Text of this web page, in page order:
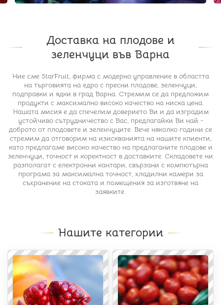
Доставка на плодове и
зеленчуци във Варна
Ние сме StarFruit, фирма с модерно управление в областта
на търговията на едро с пресни плодове, зеленчуци,
подправки и ядки в град Варна. Стремим се да предложим
продукти с максимално високо качество на ниска цена.
Нашата мисия е да спечелим доверието Ви и да изградим
устойчиво сътрудничество с Вас, предлагайки Ви най -
доброто от плодовете и зеленчуците. Вече няколко години се
стремим да отговорим на изискванията на нашите клиенти,
като предлагаме високо качество на предлаганите плодове и
зеленчуци, точност и коректност в доставките. Складовете ни
разполагат с електронни кантари, свързани с компютърна
програма за максимална точност, хладилни камери за
съхранение на стоката и помещения за изготвяне на
заявките.
Нашите категории